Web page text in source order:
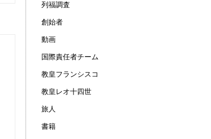
列福調査
創始者
動画
国際責任者チーム
教皇フランシスコ
教皇レオ十四世
旅人
書籍